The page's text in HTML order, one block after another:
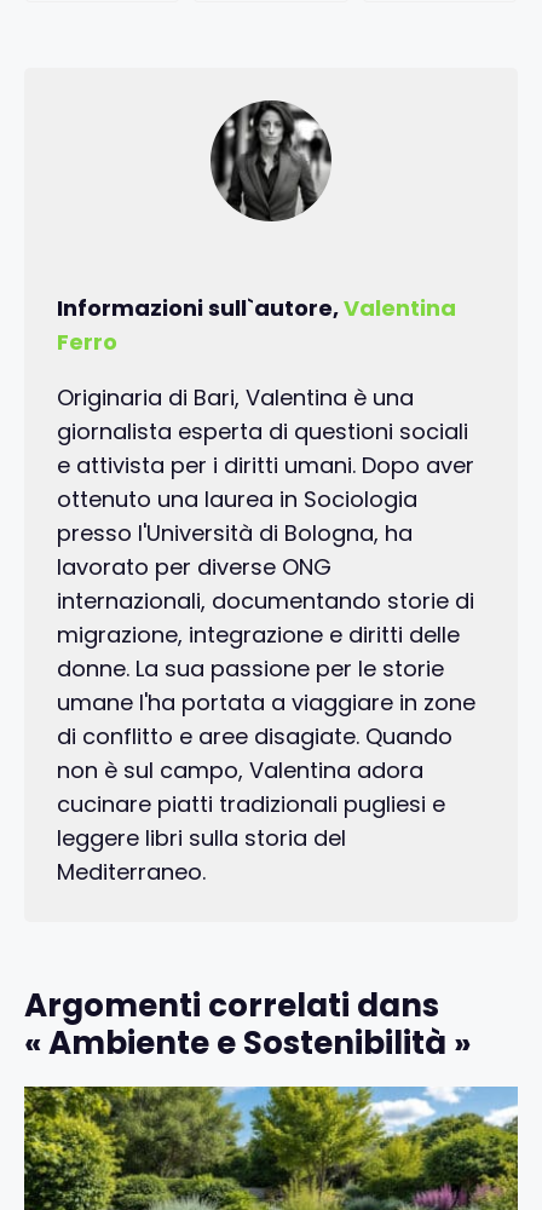
Informazioni sull`autore,Valentina
Ferro
Originaria di Bari, Valentina è una
giornalista esperta di questioni sociali
e attivista per i diritti umani. Dopo aver
ottenuto una laurea in Sociologia
presso l'Università di Bologna, ha
lavorato per diverse ONG
internazionali, documentando storie di
migrazione, integrazione e diritti delle
donne. La sua passione per le storie
umane l'ha portata a viaggiare in zone
di conflitto e aree disagiate. Quando
non è sul campo, Valentina adora
cucinare piatti tradizionali pugliesi e
leggere libri sulla storia del
Mediterraneo.
Argomenti correlati dans
« Ambiente e Sostenibilità »